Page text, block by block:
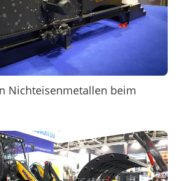
Nichteisenmetallen beim